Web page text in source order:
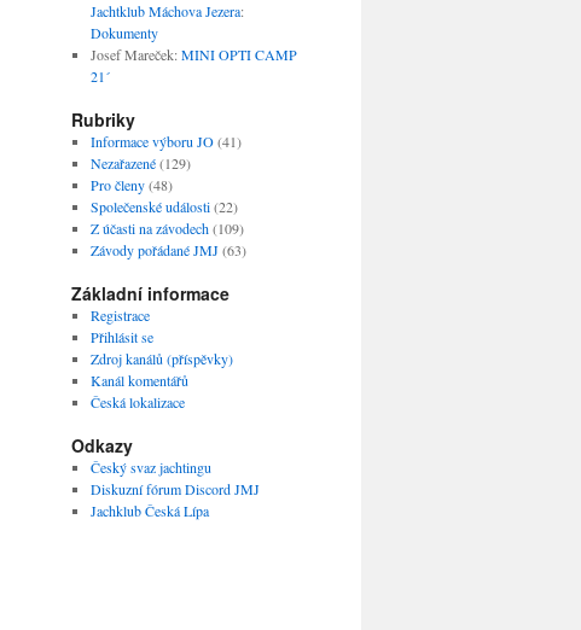
Jachtklub Máchova Jezera:
Dokumenty
Josef Mareček:MINI OPTI CAMP
21´
Rubriky
Informace výboru JO(41)
Nezařazené(129)
Pro členy(48)
Společenské události(22)
Z účasti na závodech(109)
Závody pořádané JMJ(63)
Základní informace
Registrace
Přihlásit se
Zdroj kanálů (příspěvky)
Kanál komentářů
Česká lokalizace
Odkazy
Český svaz jachtingu
Diskuzní fórum Discord JMJ
Jachklub Česká Lípa